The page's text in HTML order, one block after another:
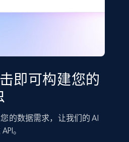
即可构建您的
的数据需求，让我们的 AI
。